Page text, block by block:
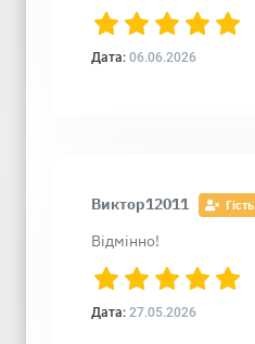
Дата: 06.06.2026
Виктор12011 Гість
Відмінно!
Дата: 27.05.2026